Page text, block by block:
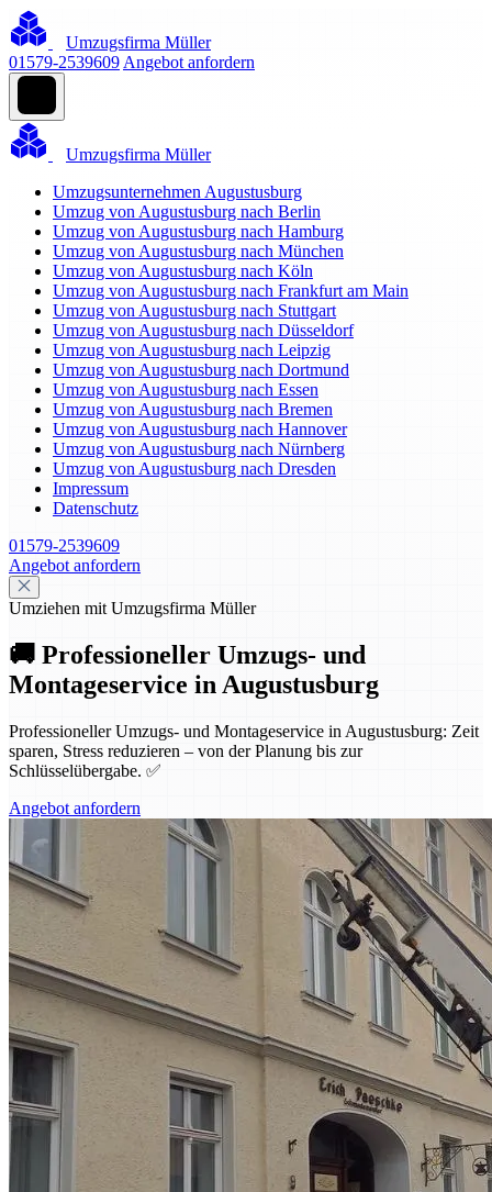
Umzugsfirma Müller
01579-2539609 Angebot anfordern
Umzugsfirma Müller
Umzugsunternehmen Augustusburg
Umzug von Augustusburg nach Berlin
Umzug von Augustusburg nach Hamburg
Umzug von Augustusburg nach München
Umzug von Augustusburg nach Köln
Umzug von Augustusburg nach Frankfurt am Main
Umzug von Augustusburg nach Stuttgart
Umzug von Augustusburg nach Düsseldorf
Umzug von Augustusburg nach Leipzig
Umzug von Augustusburg nach Dortmund
Umzug von Augustusburg nach Essen
Umzug von Augustusburg nach Bremen
Umzug von Augustusburg nach Hannover
Umzug von Augustusburg nach Nürnberg
Umzug von Augustusburg nach Dresden
Impressum
Datenschutz
01579-2539609
Angebot anfordern
Umziehen mit Umzugsfirma Müller
🚚 Professioneller Umzugs- und
Montageservice in Augustusburg
Professioneller Umzugs- und Montageservice in Augustusburg: Zeit
sparen, Stress reduzieren – von der Planung bis zur
Schlüsselübergabe. ✅
Angebot anfordern